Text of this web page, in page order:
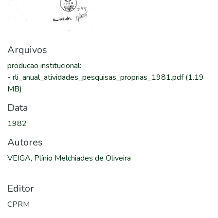
Arquivos
producao institucional:
- rli_anual_atividades_pesquisas_proprias_1981.pdf(1.19
MB)
Data
1982
Autores
VEIGA, Plínio Melchiades de Oliveira
Editor
CPRM